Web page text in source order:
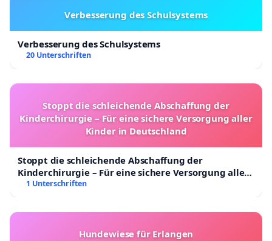
Verbesserung des Schulsystems
Verbesserung des Schulsystems
20 Unterschriften
Stoppt die schleichende Abschaffung der
Kinderchirurgie – Für eine sichere Versorgung aller
Kinder in Deutschland
Stoppt die schleichende Abschaffung der
Kinderchirurgie – Für eine sichere Versorgung aller
Kinder in Deutschland
1 Unterschriften
Hundewiese für Erlangen